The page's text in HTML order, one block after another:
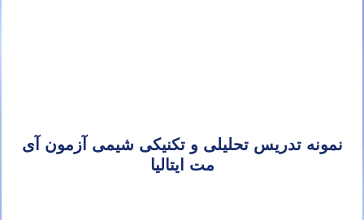
نمونه تدریس تحلیلی و تکنیکی شیمی آزمون آی
مت ایتالیا